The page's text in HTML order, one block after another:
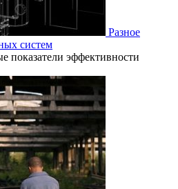
Разное
систем
показатели эффективности